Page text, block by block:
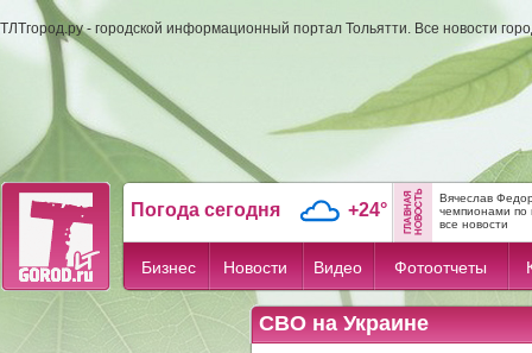
ТЛТгород.ру - городской информационный портал Тольятти. Все новости
Погода сегодня +24°
Вячеслав
чемпионами по
все новости
Бизнес Новости Видео Фотоотчеты
СВО на Украине